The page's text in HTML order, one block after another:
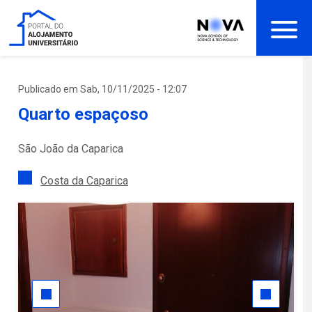
Passar
para
principal
Publicado em Sab, 10/11/2025 - 12:07
Quarto espaçoso
São João da Caparica
Costa da Caparica